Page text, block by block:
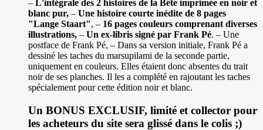
– L'intégrale des 2 histoires de la Bête imprimée en noir et
blanc pur, – Une histoire courte inédite de 8 pages
"Lange Staart", – 16 pages couleurs comprenant diverses
illustrations, – Un ex-libris signé par Frank Pé. – Une
postface de Frank Pé, – Dans sa version initiale, Frank Pé a
dessiné les taches du marsupilami de la seconde partie,
uniquement en couleurs. Elles étaient donc absentes du trait
noir de ses planches. Il les a complété en rajoutant les taches
spécialement pour cette édition noir et blanc.
Un BONUS EXCLUSIF, limité et collector pour
les acheteurs du site sera glissé dans le colis ;)